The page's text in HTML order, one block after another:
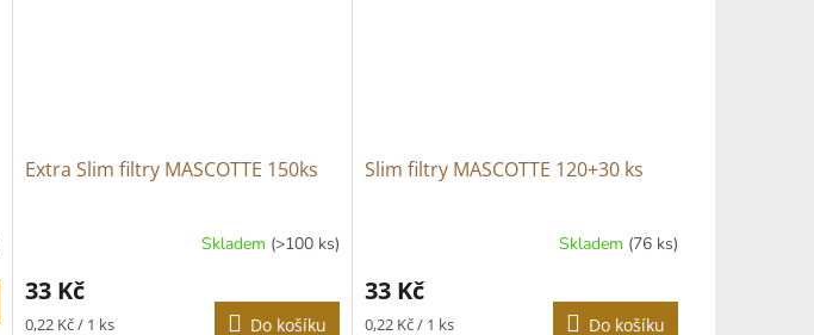
Extra Slim filtry MASCOTTE 150ks
Skladem (>100 ks)
33 Kč
Měrná
0,22 Kč / 1 ks Do košíku
Slim filtry MASCOTTE 120+30 ks
produktu
je
Skladem (76 ks)
33 Kč
Měrná
0,22 Kč / 1 ks Do košíku